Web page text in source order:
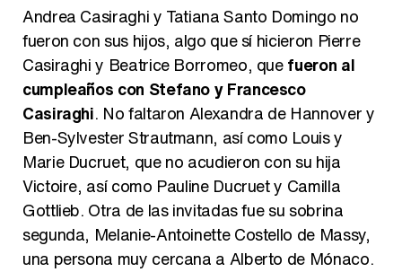
Andrea Casiraghi y Tatiana Santo Domingo no
fueron con sus hijos, algo que sí hicieron Pierre
Casiraghi y Beatrice Borromeo, quefueron al
cumpleaños con Stefano y Francesco
Casiraghi. No faltaron Alexandra de Hannover y
Ben-Sylvester Strautmann, así como Louis y
Marie Ducruet, que no acudieron con su hija
Victoire, así como Pauline Ducruet y Camilla
Gottlieb. Otra de las invitadas fue su sobrina
segunda, Melanie-Antoinette Costello de Massy,
una persona muy cercana a Alberto de Mónaco.